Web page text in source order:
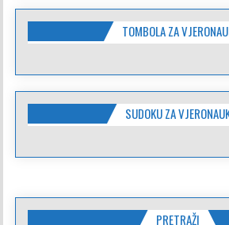
TOMBOLA ZA
SUDOKU ZA
PRETRAŽI